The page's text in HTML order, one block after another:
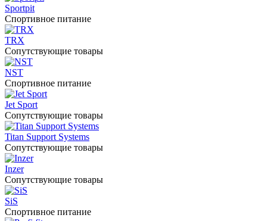
Sportpit
Спортивное питание
TRX
Сопутствующие товары
NST
Спортивное питание
Jet Sport
Сопутствующие товары
Titan Support Systems
Сопутствующие товары
Inzer
Сопутствующие товары
SiS
Спортивное питание